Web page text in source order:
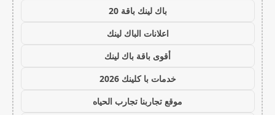
باك لينك باقة 20
اعلانات الباك لينك
أقوى باقة باك لينك
خدمات با كلينك 2026
موقع تجاربنا تجارب الحياه